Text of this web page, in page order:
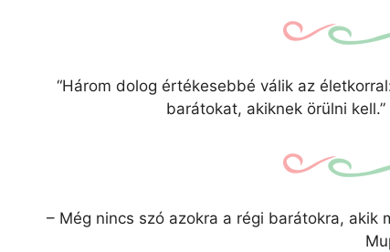
“Három dolog értékesebbé válik az
barátokat, akiknek örülni
– Még nincs szó azokra a régi barátokra,